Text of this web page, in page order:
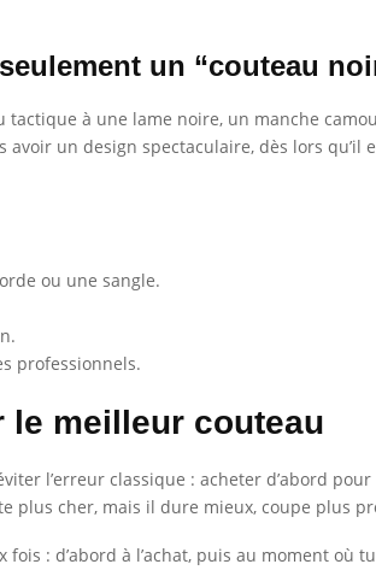
un “couteau
à une lame noire, un manche
un design spectaculaire, dès lors
ou une sangle.
professionnels.
meilleur couteau
l’erreur classique : acheter d’abord
plus cher, mais il dure mieux, coupe plus
: d’abord à l’achat, puis au moment où